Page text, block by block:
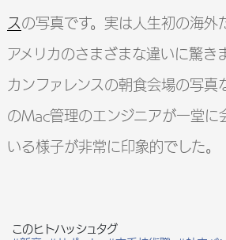
ス の写真です。実は人生初の海外
アメリカのさまざまな違いに驚き
カンファレンスの朝食会場の写真
のMac管理のエンジニアが一堂に
いる様子が非常に印象的でした。
このヒトハッシュタグ